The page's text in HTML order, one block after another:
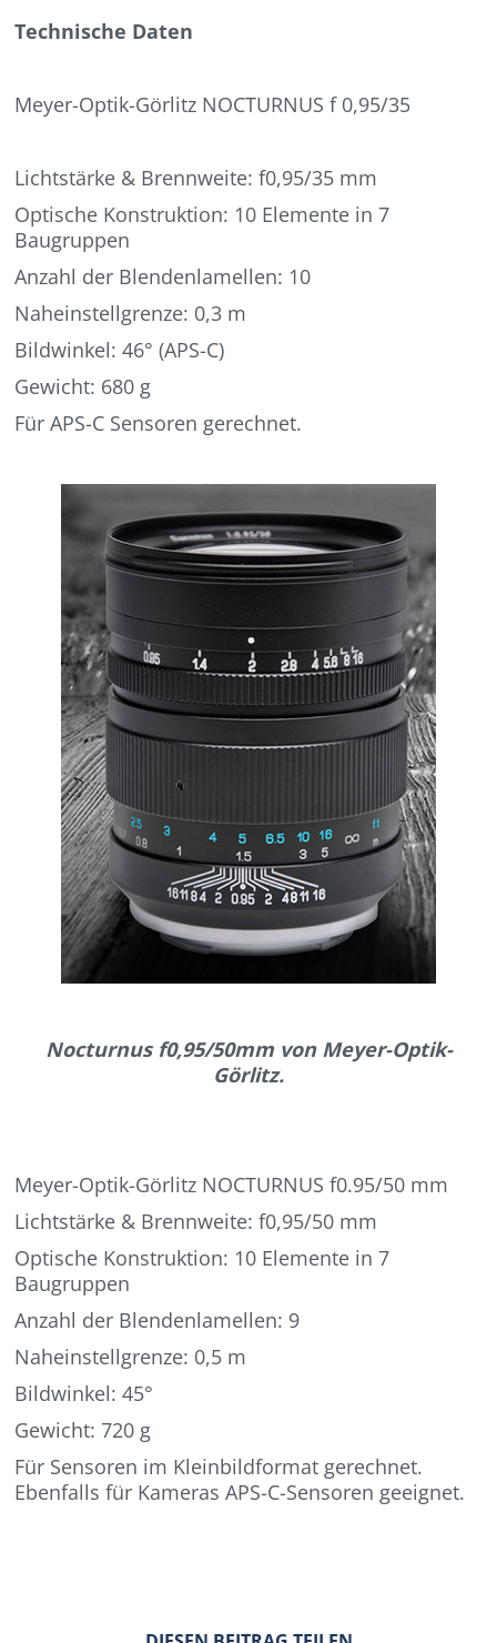
Technische Daten
Meyer-Optik-Görlitz NOCTURNUS f 0,95/35
Lichtstärke & Brennweite: f0,95/35 mm
Optische Konstruktion: 10 Elemente in 7
Baugruppen
Anzahl der Blendenlamellen: 10
Naheinstellgrenze: 0,3 m
Bildwinkel: 46° (APS-C)
Gewicht: 680 g
Für APS-C Sensoren gerechnet.
Nocturnus f0,95/50mm von Meyer-Optik-
Görlitz.
Meyer-Optik-Görlitz NOCTURNUS f0.95/50 mm
Lichtstärke & Brennweite: f0,95/50 mm
Optische Konstruktion: 10 Elemente in 7
Baugruppen
Anzahl der Blendenlamellen: 9
Naheinstellgrenze: 0,5 m
Bildwinkel: 45°
Gewicht: 720 g
Für Sensoren im Kleinbildformat gerechnet.
Ebenfalls für Kameras APS-C-Sensoren geeignet.